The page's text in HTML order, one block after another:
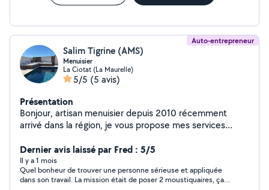
Auto-entrepreneur
Salim Tigrine (AMS)
Menuisier
La Ciotat (La Maurelle)
5/5 (5 avis)
Présentation
Bonjour, artisan menuisier depuis 2010 récemment
arrivé dans la région, je vous propose mes services
terrasse.secteur (13) et (34) Assurance décennale.
Dernier avis laissé par Fred : 5/5
Il y a 1 mois
Quel bonheur de trouver une personne sérieuse et appliquée
dans son travail. La mission était de poser 2 moustiquaires, ça a